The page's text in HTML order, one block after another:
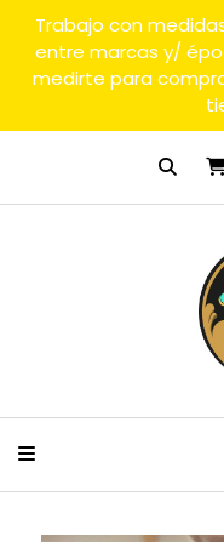
Trabajo con
entre marcas y/
medirte para